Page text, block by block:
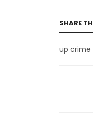
SHARE
up crime